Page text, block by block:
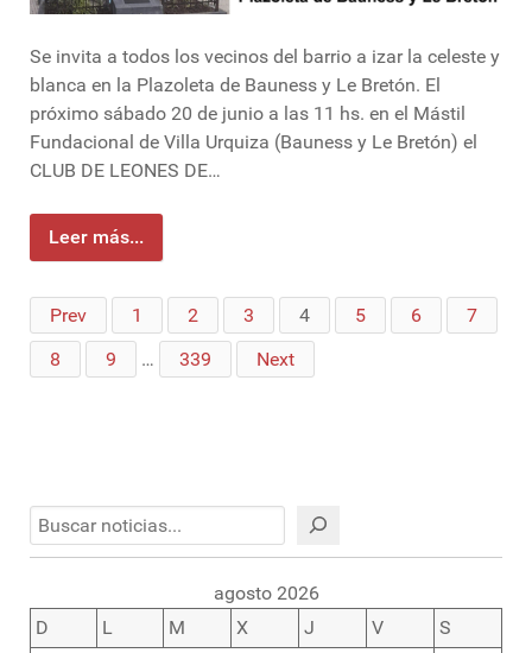
Se invita a todos los vecinos del barrio a izar la celeste y
blanca en la Plazoleta de Bauness y Le Bretón. El
próximo sábado 20 de junio a las 11 hs. en el Mástil
Fundacional de Villa Urquiza (Bauness y Le Bretón) el
CLUB DE LEONES DE…
Leer más...
Prev 1 2 3 4 5 6
7
8
9 … 339 Next
Buscar
agosto 2026
D
L M X J V
S